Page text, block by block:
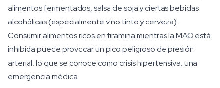
alimentos fermentados, salsa de soja y ciertas bebidas
alcohólicas (especialmente vino tinto y cerveza).
Consumir alimentos ricos en tiramina mientras la MAO está
inhibida puede provocar un pico peligroso de presión
arterial, lo que se conoce como crisis hipertensiva, una
emergencia médica.